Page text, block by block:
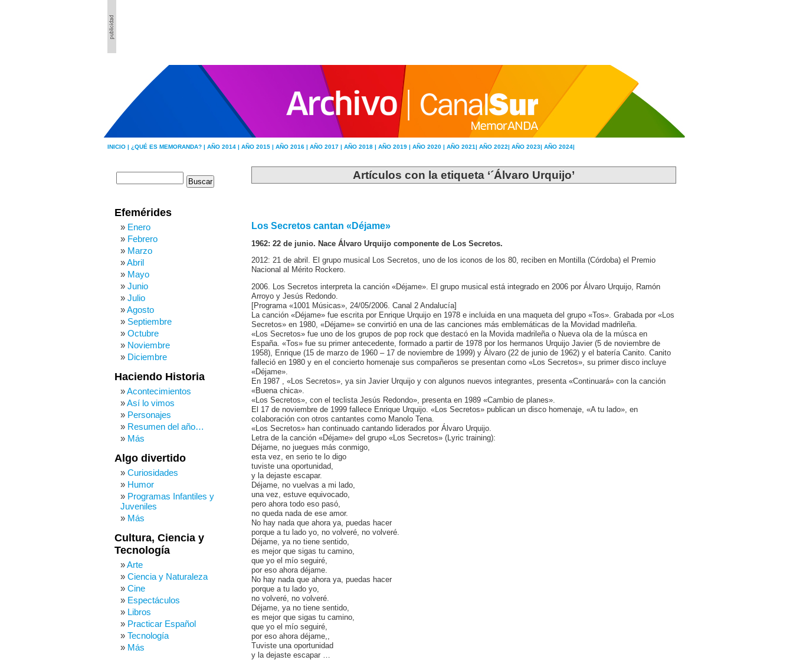
INICIO | ¿QUÉ ES MEMORANDA? | AÑO 2014 | AÑO 2015 | AÑO 2016 | AÑO 2017 | AÑO 2018 | AÑO 2019 | AÑO 2020 | AÑO 2021| AÑO 2022| AÑO 2023| AÑO 2024|
Artículos con la etiqueta ‘´Álvaro Urquijo’
Los Secretos cantan «Déjame»
1962: 22 de junio. Nace Álvaro Urquijo componente de Los Secretos.
2012: 21 de abril. El grupo musical Los Secretos, uno de los iconos de los 80, reciben en Montilla (Córdoba) el Premio
Nacional al Mérito Rockero.
2006. Los Secretos interpreta la canción «Déjame». El grupo musical está integrado en 2006 por Álvaro Urquijo, Ramón
Arroyo y Jesús Redondo.
[Programa «1001 Músicas», 24/05/2006. Canal 2 Andalucía]
La canción «Déjame» fue escrita por Enrique Urquijo en 1978 e incluida en una maqueta del grupo «Tos». Grabada por «Los
Secretos» en 1980, «Déjame» se convirtió en una de las canciones más emblemáticas de la Movidad madrileña.
«Los Secretos» fue uno de los grupos de pop rock que destacó en la Movida madrileña o Nueva ola de la músca en
España. «Tos» fue su primer antecedente, formado a partir de 1978 por los hermanos Urquijo Javier (5 de noviembre de
1958), Enrique (15 de marzo de 1960 – 17 de noviembre de 1999) y Álvaro (22 de junio de 1962) y el batería Canito. Canito
falleció en 1980 y en el concierto homenaje sus compañeros se presentan como «Los Secretos», su primer disco incluye
«Déjame».
En 1987 , «Los Secretos», ya sin Javier Urquijo y con algunos nuevos integrantes, presenta «Continuará» con la canción
«Buena chica».
«Los Secretos», con el teclista Jesús Redondo», presenta en 1989 «Cambio de planes».
El 17 de noviembre de 1999 fallece Enrique Urquijo. «Los Secretos» publican un disco homenaje, «A tu lado», en
colaboración con otros cantantes como Manolo Tena.
«Los Secretos» han continuado cantando liderados por Álvaro Urquijo.
Letra de la canción «Déjame» del grupo «Los Secretos» (Lyric training):
Déjame, no juegues más conmigo,
esta vez, en serio te lo digo
tuviste una oportunidad,
y la dejaste escapar.
Déjame, no vuelvas a mi lado,
una vez, estuve equivocado,
pero ahora todo eso pasó,
no queda nada de ese amor.
No hay nada que ahora ya, puedas hacer
porque a tu lado yo, no volveré, no volveré.
Déjame, ya no tiene sentido,
es mejor que sigas tu camino,
que yo el mío seguiré,
por eso ahora déjame.
No hay nada que ahora ya, puedas hacer
porque a tu lado yo,
no volveré, no volveré.
Déjame, ya no tiene sentido,
es mejor que sigas tu camino,
que yo el mío seguiré,
por eso ahora déjame,,
Tuviste una oportunidad
y la dejaste escapar …
Efemérides
Enero
Febrero
Marzo
Abril
Mayo
Junio
Julio
Agosto
Septiembre
Octubre
Noviembre
Diciembre
Haciendo Historia
Acontecimientos
Así lo vimos
Personajes
Resumen del año…
Más
Algo divertido
Curiosidades
Humor
Programas Infantiles y
Juveniles
Más
Cultura, Ciencia y
Tecnología
Arte
Ciencia y Naturaleza
Cine
Espectáculos
Libros
Practicar Español
Tecnología
Más